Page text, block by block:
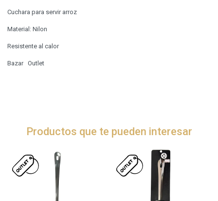
Cuchara para servir arroz
Material: Nilon
Resistente al calor
Bazar Outlet
Productos que te pueden interesar